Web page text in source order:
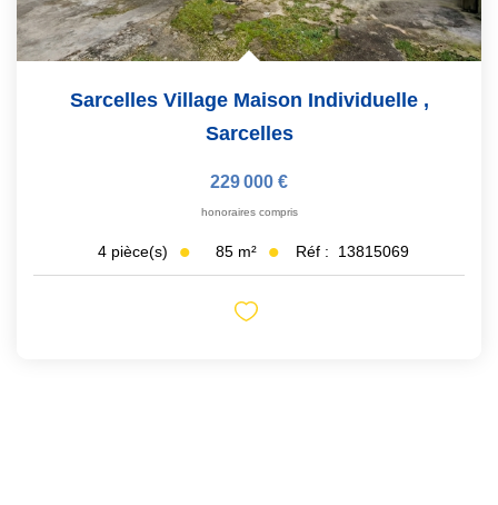
Sarcelles Village Maison Individuelle ,
Sarcelles
229 000 €
honoraires compris
4 pièce(s) 85 m² Réf : 13815069